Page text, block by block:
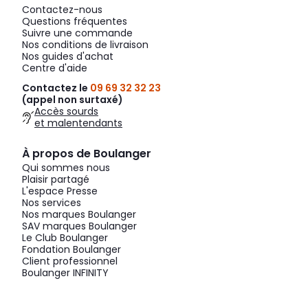
Contactez-nous
Questions fréquentes
Suivre une commande
Nos conditions de livraison
Nos guides d'achat
Centre d'aide
Contactez le 09 69 32 32 23
(appel non surtaxé)
Accès sourds
et malentendants
À propos de Boulanger
Qui sommes nous
Plaisir partagé
L'espace Presse
Nos services
Nos marques Boulanger
SAV marques Boulanger
Le Club Boulanger
Fondation Boulanger
Client professionnel
Boulanger INFINITY